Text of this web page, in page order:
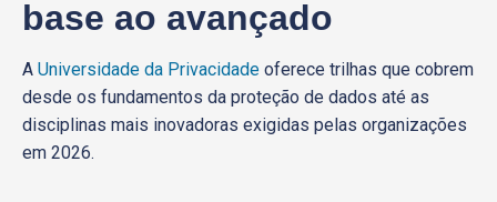
base ao avançado
A Universidade da Privacidade oferece trilhas que cobrem
desde os fundamentos da proteção de dados até as
disciplinas mais inovadoras exigidas pelas organizações
em 2026.